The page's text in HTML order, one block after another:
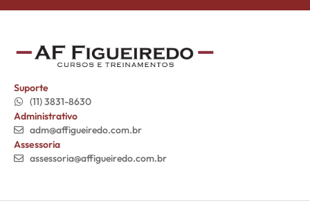
Suporte
(11) 3831-8630
Administrativo
adm@affigueiredo.com.br
Assessoria
assessoria@affigueiredo.com.br